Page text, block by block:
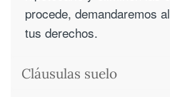
procede, demandaremos
tus derechos.
Cláusulas suelo